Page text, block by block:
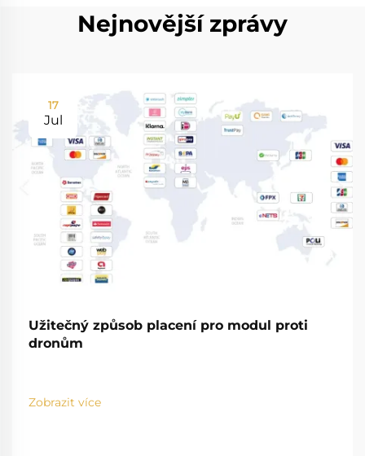
Nejnovější zprávy
17
Jul
Užitečný způsob placení pro modul proti
dronům
Zobrazit více